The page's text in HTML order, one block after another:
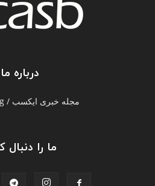
درباره ما
مجله خبری ایکسب / ecasb mag
ما را دنبال